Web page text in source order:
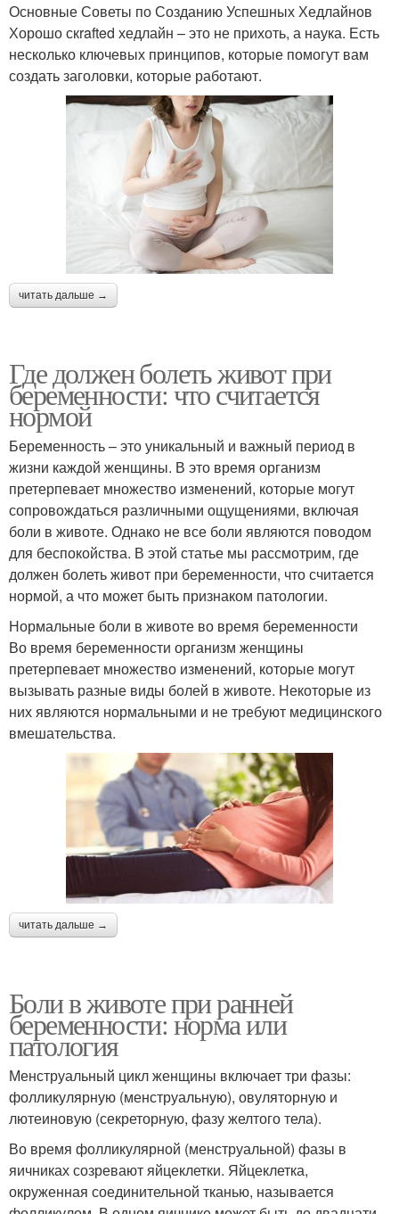
Основные Советы по Созданию Успешных Хедлайнов
Хорошо скrafted хедлайн – это не прихоть, а наука. Есть
несколько ключевых принципов, которые помогут вам
создать заголовки, которые работают.
читать дальше →
Где должен болеть живот при
беременности: что считается
нормой
Беременность – это уникальный и важный период в
жизни каждой женщины. В это время организм
претерпевает множество изменений, которые могут
сопровождаться различными ощущениями, включая
боли в животе. Однако не все боли являются поводом
для беспокойства. В этой статье мы рассмотрим, где
должен болеть живот при беременности, что считается
нормой, а что может быть признаком патологии.
Нормальные боли в животе во время беременности
Во время беременности организм женщины
претерпевает множество изменений, которые могут
вызывать разные виды болей в животе. Некоторые из
них являются нормальными и не требуют медицинского
вмешательства.
читать дальше →
Боли в животе при ранней
беременности: норма или
патология
Менструальный цикл женщины включает три фазы:
фолликулярную (менструальную), овуляторную и
лютеиновую (секреторную, фазу желтого тела).
Во время фолликулярной (менструальной) фазы в
яичниках созревают яйцеклетки. Яйцеклетка,
окруженная соединительной тканью, называется